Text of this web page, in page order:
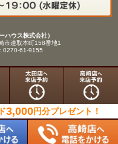
ハウス株式会社）
市連取本町158番地1
0270-61-9155
Rights Reserved.
3,000円分プレゼント！